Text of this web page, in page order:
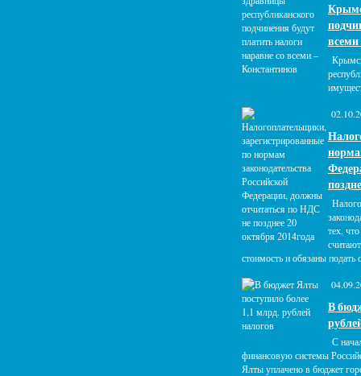
тех,
стоимость и обязаны
В
С
финансовую системы
Ялты уплачено в бюджет